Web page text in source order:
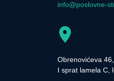
info@poslovne-
Obrenovićeva
I sprat lamela C,